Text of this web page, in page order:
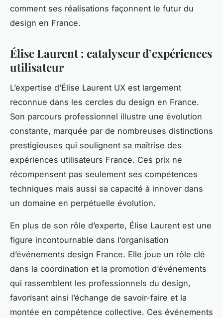
comment ses réalisations façonnent le futur du
design en France.
Élise Laurent : catalyseur d’expériences
utilisateur
L’expertise d’Élise Laurent UX est largement
reconnue dans les cercles du design en France.
Son parcours professionnel illustre une évolution
constante, marquée par de nombreuses distinctions
prestigieuses qui soulignent sa maîtrise des
expériences utilisateurs France. Ces prix ne
récompensent pas seulement ses compétences
techniques mais aussi sa capacité à innover dans
un domaine en perpétuelle évolution.
En plus de son rôle d’experte, Élise Laurent est une
figure incontournable dans l’organisation
d’événements design France. Elle joue un rôle clé
dans la coordination et la promotion d’événements
qui rassemblent les professionnels du design,
favorisant ainsi l’échange de savoir-faire et la
montée en compétence collective. Ces événements